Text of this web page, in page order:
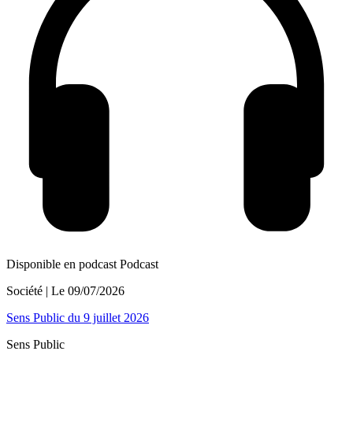
Disponible en podcast Podcast
Société | Le 09/07/2026
Sens Public du 9 juillet 2026
Sens Public